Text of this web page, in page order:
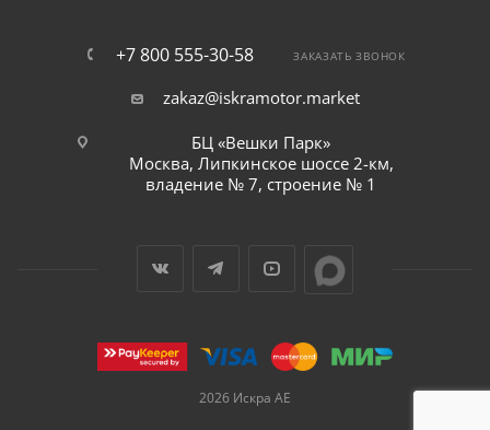
+7 800 555-30-58 ЗАКАЗАТЬ ЗВОНОК
zakaz@iskramotor.market
БЦ «Вешки Парк»
Москва, Липкинское шоссе 2-км,
владение № 7, строение № 1
2026 Искра АЕ